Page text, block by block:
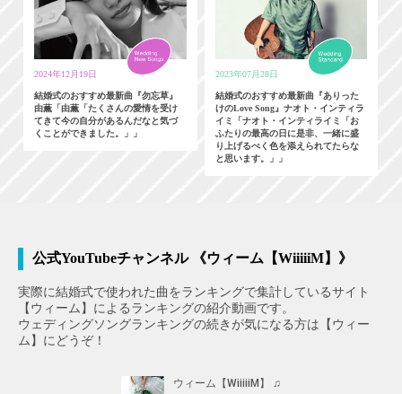
2024年12月19日
結婚式のおすすめ最新曲『勿忘草』
由薫「由薫「たくさんの愛情を受け
てきて今の自分があるんだなと気づ
くことができました。」」
2023年07月28日
結婚式のおすすめ最新曲『ありった
けのLove Song』ナオト・インティラ
イミ「ナオト・インティライミ「お
ふたりの最高の日に是非、一緒に盛
り上げるべく色を添えられてたらな
と思います。」」
公式YouTubeチャンネル 《ウィーム【WiiiiiM】》
実際に結婚式で使われた曲をランキングで集計しているサイト
【ウィーム】によるランキングの紹介動画です。
ウェディングソングランキングの続きが気になる方は【ウィー
ム】にどうぞ！